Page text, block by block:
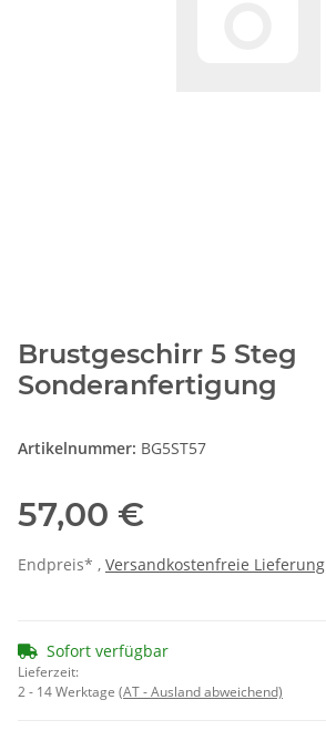
Brustgeschirr 5 Steg
Sonderanfertigung
Artikelnummer: BG5ST57
57,00 €
Endpreis* , Versandkostenfreie Lieferung
Sofort verfügbar
Lieferzeit:
2 - 14 Werktage (AT - Ausland abweichend)